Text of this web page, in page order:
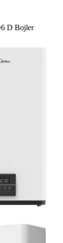
D Bojler